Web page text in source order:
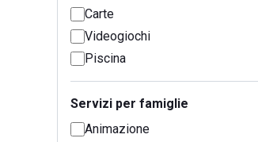
Carte
Videogiochi
Piscina
Servizi per famiglie
Animazione